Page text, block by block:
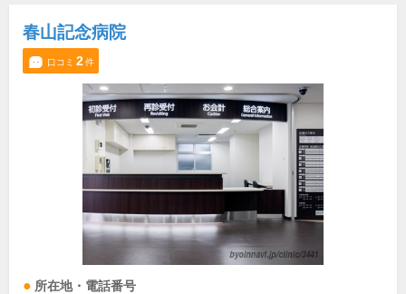
春山記念病院
口コミ 2件
所在地・電話番号